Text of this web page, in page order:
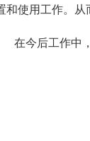
和使用工作。从
在今后工作中